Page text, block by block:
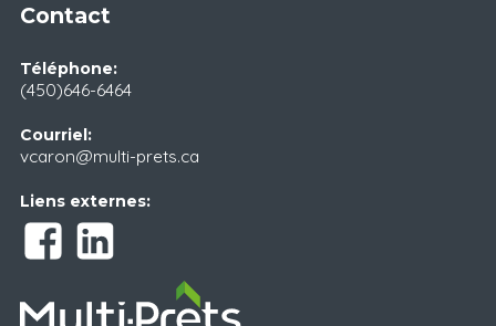
Contact
Téléphone:
(450)646-6464
Courriel:
vcaron@multi-prets.ca
Liens externes: